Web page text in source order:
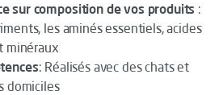
sur composition de vos produits :
les aminés essentiels, acides
minéraux
: Réalisés avec des chats et
domiciles